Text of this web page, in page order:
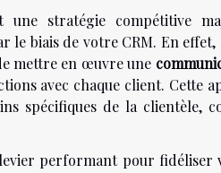
stratégie compétitive
le biais de votre CRM. En effet,
mettre en œuvre une
avec chaque client. Cette
spécifiques de la clientèle,
performant pour fidéliser